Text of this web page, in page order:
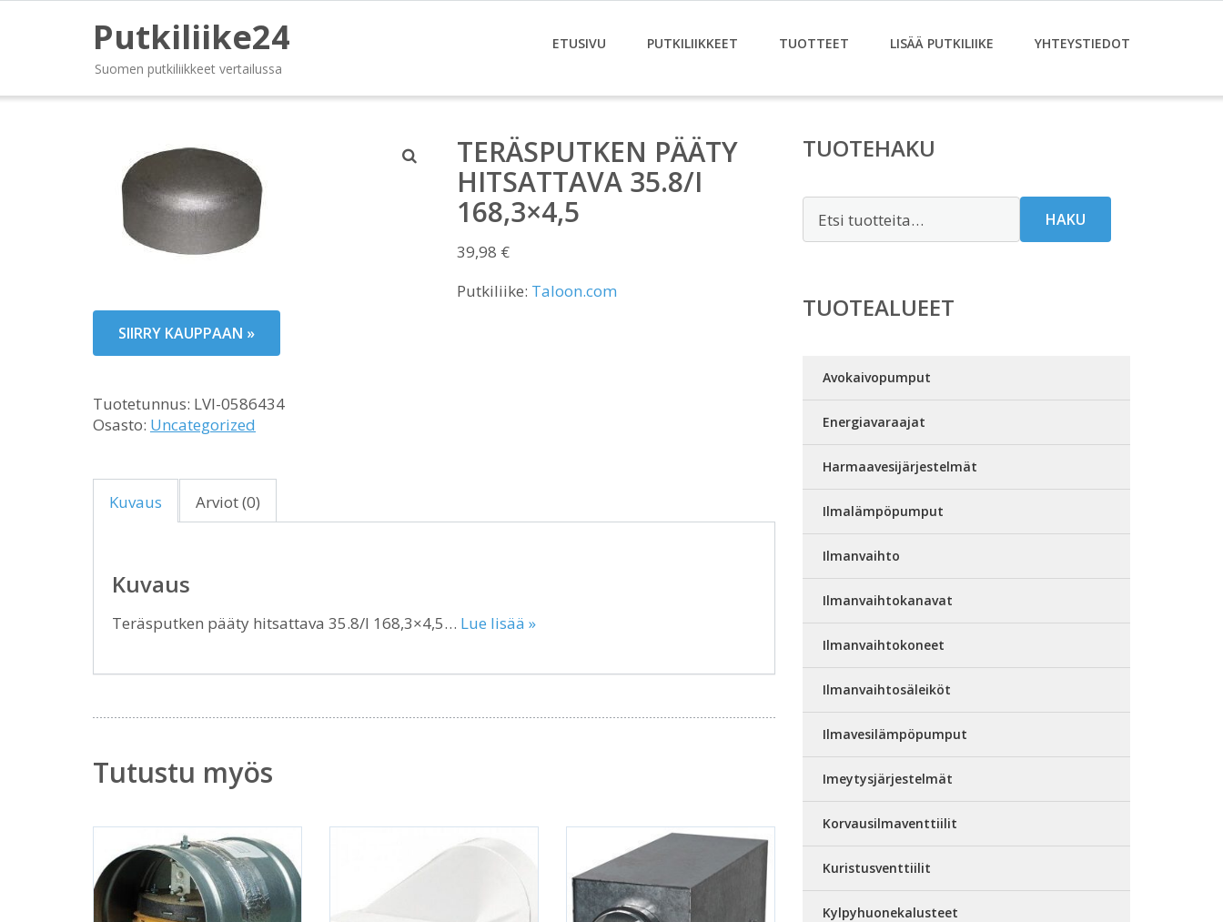
Putkiliike24
Suomen putkiliikkeet vertailussa
ETUSIVU PUTKILIIKKEET TUOTTEET LISÄÄ PUTKILIIKE YHTEYSTIEDOT
TERÄSPUTKEN PÄÄTY
HITSATTAVA 35.8/I
168,3×4,5
39,98 €
Putkiliike: Taloon.com
SIIRRY KAUPPAAN »
Tuotetunnus: LVI-0586434
Osasto: Uncategorized
Kuvaus Arviot (0)
Kuvaus
Teräsputken pääty hitsattava 35.8/I 168,3×4,5… Lue lisää »
Tutustu myös
TUOTEHAKU
HAKU
TUOTEALUEET
Avokaivopumput
Energiavaraajat
Harmaavesijärjestelmät
Ilmalämpöpumput
Ilmanvaihto
Ilmanvaihtokanavat
Ilmanvaihtokoneet
Ilmanvaihtosäleiköt
Ilmavesilämpöpumput
Imeytysjärjestelmät
Korvausilmaventtiilit
Kuristusventtiilit
Kylpyhuonekalusteet